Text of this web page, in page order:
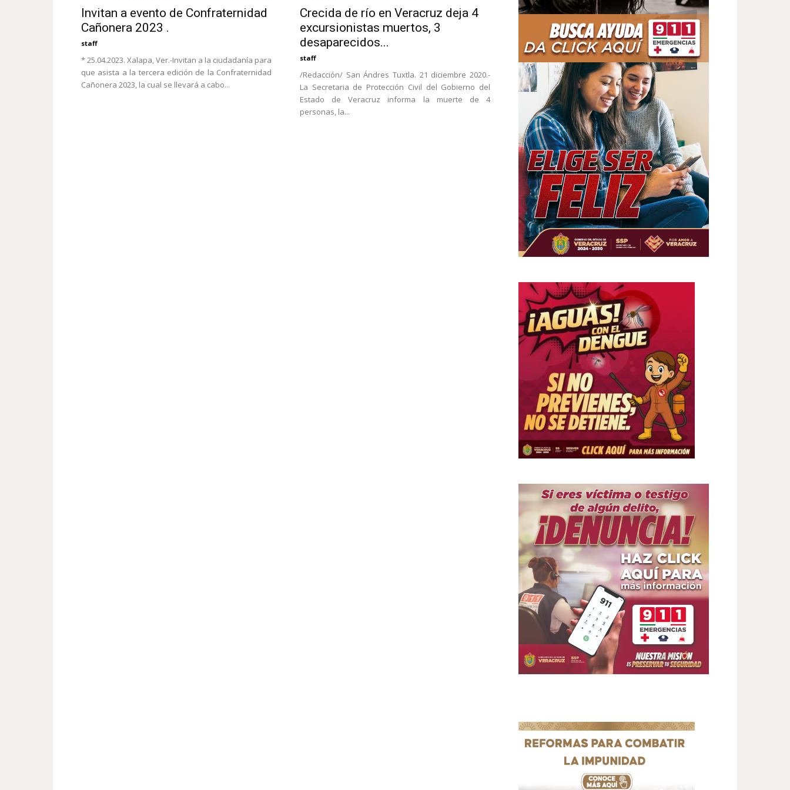
Invitan a evento de Confraternidad
Cañonera 2023 .
staff
* 25.04.2023. Xalapa, Ver.-Invitan a la ciudadanía para
que asista a la tercera edición de la Confraternidad
Cañonera 2023, la cual se llevará a cabo...
Crecida de río en Veracruz deja 4
excursionistas muertos, 3
desaparecidos...
staff
/Redacción/ San Ándres Tuxtla. 21 diciembre 2020.-
La Secretaria de Protección Civil del Gobierno del
Estado de Veracruz informa la muerte de 4
personas, la...